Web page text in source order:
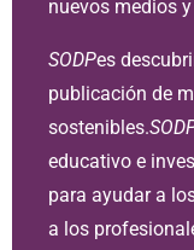
nuevos medios
SODPes
publicación de
sostenibles.
educativo e
para ayudar a
a los